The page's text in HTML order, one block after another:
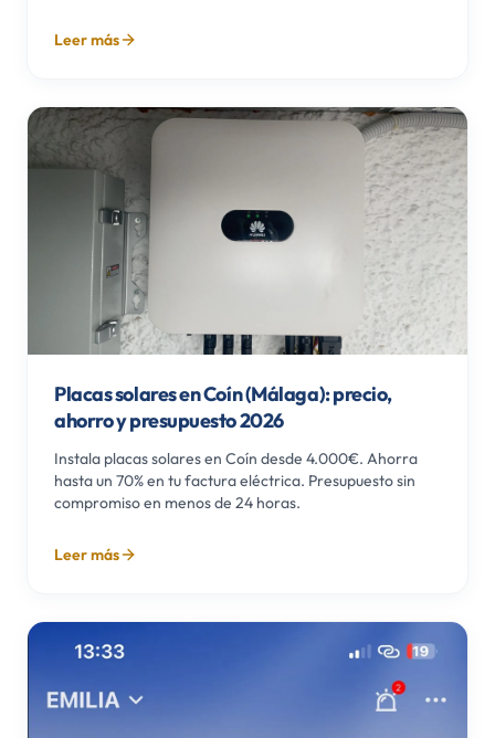
Leer más
Placas solares en Coín (Málaga): precio,
ahorro y presupuesto 2026
Instala placas solares en Coín desde 4.000€. Ahorra
hasta un 70% en tu factura eléctrica. Presupuesto sin
compromiso en menos de 24 horas.
Leer más